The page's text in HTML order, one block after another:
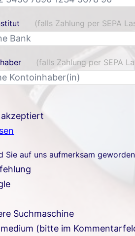
(falls Zahlung per SEPA
(falls Zahlung per SEPA
akzeptiert
Sie auf uns aufmerksam
Suchmaschine
(bitte im